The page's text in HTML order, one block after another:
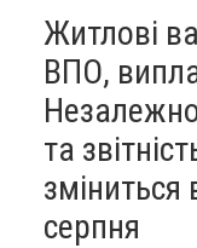
Житлові
ВПО,
та
зміниться
серпня